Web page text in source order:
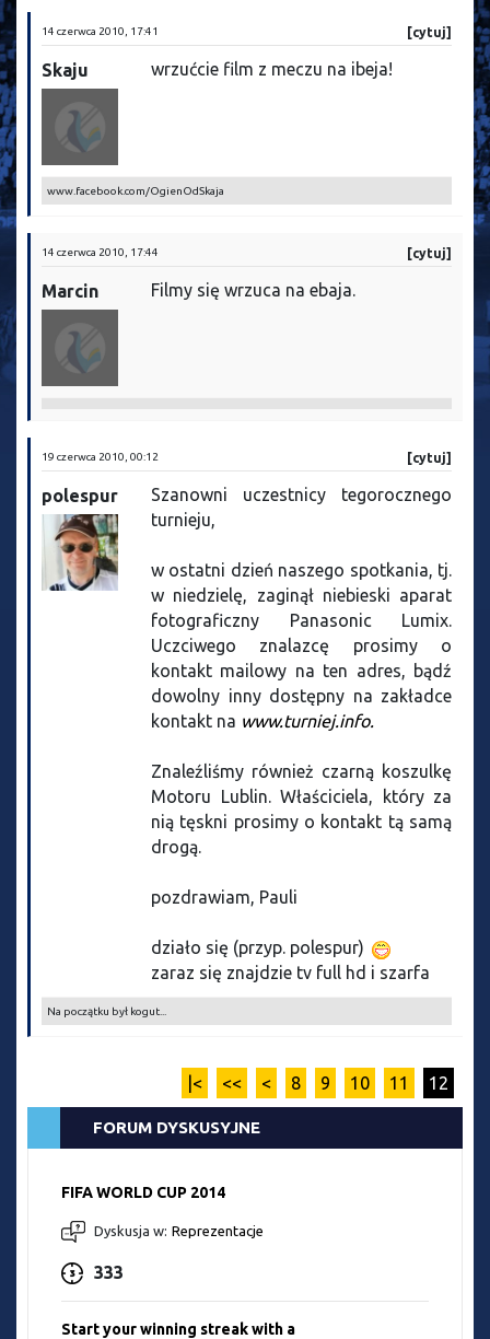
14 czerwca 2010, 17:41 [cytuj]
Skaju wrzućcie film z meczu na ibeja!
www.facebook.com/OgienOdSkaja
14 czerwca 2010, 17:44 [cytuj]
Marcin Filmy się wrzuca na ebaja.
19 czerwca 2010, 00:12 [cytuj]
polespur
Szanowni uczestnicy tegorocznego
turnieju,
w ostatni dzień naszego spotkania, tj.
w niedzielę, zaginął niebieski aparat
fotograficzny Panasonic Lumix.
Uczciwego znalazcę prosimy o
kontakt mailowy na ten adres, bądź
dowolny inny dostępny na zakładce
kontakt na www.turniej.info.
Znaleźliśmy również czarną koszulkę
Motoru Lublin. Właściciela, który za
nią tęskni prosimy o kontakt tą samą
drogą.
pozdrawiam, Pauli
działo się (przyp. polespur)
zaraz się znajdzie tv full hd i szarfa
Na początku był kogut...
|< << < 8 9 10 11 12
FORUM DYSKUSYJNE
FIFA WORLD CUP 2014
Dyskusja w: Reprezentacje
333
Start your winning streak with a